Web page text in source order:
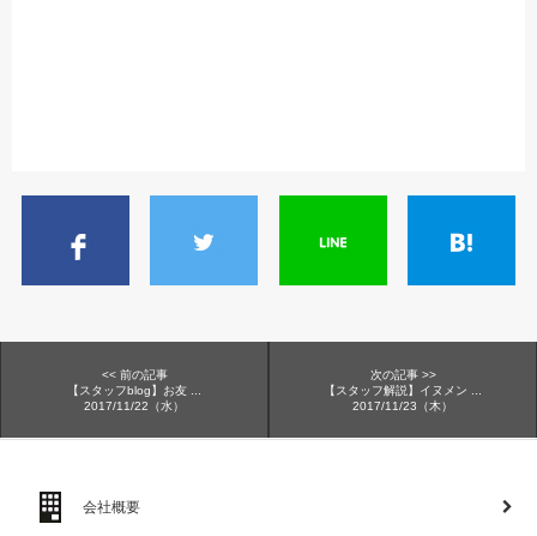
<< 前の記事
【スタッフblog】お友 ...
2017/11/22（水）
次の記事 >>
【スタッフ解説】イヌメン ...
2017/11/23（木）
会社概要